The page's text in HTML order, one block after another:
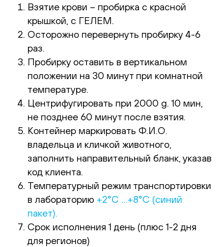
Взятие крови – пробирка с красной
крышкой, с ГЕЛЕМ.
Осторожно перевернуть пробирку 4-6
раз.
Пробирку оставить в вертикальном
положении на 30 минут при комнатной
температуре.
Центрифугировать при 2000 g. 10 мин,
не позднее 60 минут после взятия.
Контейнер маркировать Ф.И.О.
владельца и кличкой животного,
заполнить направительный бланк, указав
код клиента.
Температурный режим транспортировки
в лабораторию +2°С …+8°С (синий
пакет).
Срок исполнения 1 день (плюс 1-2 дня
для регионов)